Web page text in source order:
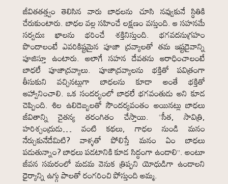
జీవితతత్త్వం తెలిసిన వారు బాధలను చూసి నవ్వుకునే స్థితికి
చేరుకుంటారు. బాధల వల్ల సహించే లక్షణం వస్తుంది. ఆ సహనమే
సర్వదుః ఖాలను భరించే శక్తినిస్తుంది. భగవదనుగ్రహం
పొందాలంటే ఎవరికిష్టమైన పూజా ద్రవ్యాలతో తమ ఇష్టదైవాన్ని
పూజిస్తూ ఉంటారు. అలాగే సహన దేవతను ఆరాధించాలంటే
బాధలే పూజాద్రవ్యాలు. పూజాద్రవ్యాలను భక్తితో పవిత్రంగా
తీసుకుని వచ్చినట్లుగా బాధలను కూడా అంతే భక్తితో
ఆహ్వానించాలి. ఒక సందర్భంలో బాధలే భగవంతుడు అని కూడ
చెప్పింది. శిల ఉలిదెబ్బలతో సౌందర్యవంతం అయినట్లు బాధలు
జీవితాన్ని చైతన్య తరంగితం చేస్తాయి. “సీత, సావిత్రి,
హరిశ్చంద్రుడు… వంటి కథలు, గాధల నుండి మనం
నేర్చుకునేదేమిటి? వాళ్ళతో పోలిస్తే మనం ఏం బాధలు
పడుతున్నాం? బాధలు పడటానికి కూడ సిద్ధంగా ఉండాలి”. అంటూ
జీవన సమరంలో మడమ వెనుక త్రిప్పని యోధుడిగా ఉండాలని
ధైర్యాన్ని ఉగ్గు పాలతో రంగరించి పోస్తుంది అమ్మ.